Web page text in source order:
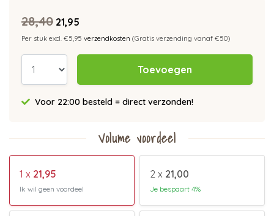
28,40 21,95
Per stuk excl. €5,95 verzendkosten (Gratis verzending vanaf €50)
Toevoegen
Voor 22:00 besteld = direct verzonden!
Volume voordeel
1 x 21,95
Ik wil geen voordeel
2 x 21,00
Je bespaart 4%